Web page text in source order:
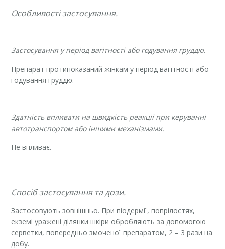
Особливості застосування.
Застосування у період вагітності або годування груддю.
Препарат протипоказаний жінкам у період вагітності або
годування груддю.
Здатність впливати на швидкість реакції при керуванні
автотранспортом або іншими механізмами.
Не впливає.
Спосіб застосування та дози.
Застосовують зовнішньо. При піодермії, попрілостях,
екземі уражені ділянки шкіри обробляють за допомогою
серветки, попередньо змоченої препаратом, 2 – 3 рази на
добу.